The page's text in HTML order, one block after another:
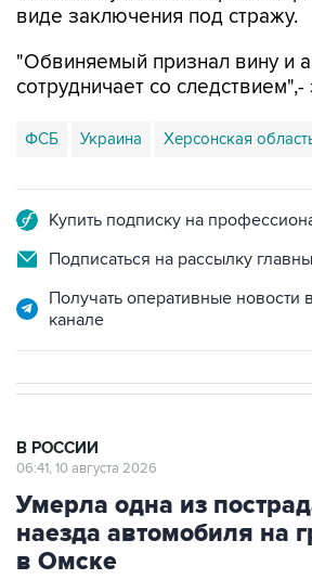
виде заключения под стражу.
"Обвиняемый признал вину и
сотрудничает со
ФСБ Украина Херсонская
Купить подписку на
Подписаться на рассылку
Получать оперативные новости
канале
В РОССИИ
06:41, 10 августа 2026
Умерла одна из
наезда автомобиля на
в Омске